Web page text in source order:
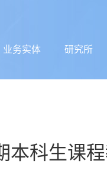
业务实体 研究所
科生课